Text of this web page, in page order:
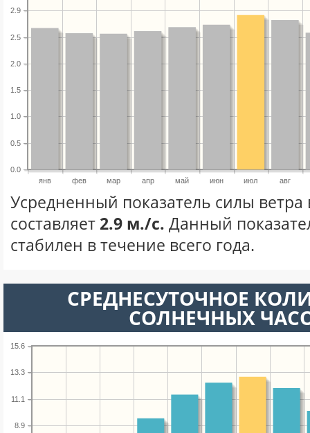
янв фев мар апр май июн июл авг
0.0
0.5
1.0
1.5
2.0
2.5
2.9
Усредненный показатель силы
составляет 2.9 м./с. Данный
стабилен в течение всего года.
СРЕДНЕСУТОЧНОЕ
СОЛНЕЧНЫХ
8.9
11.1
13.3
15.6